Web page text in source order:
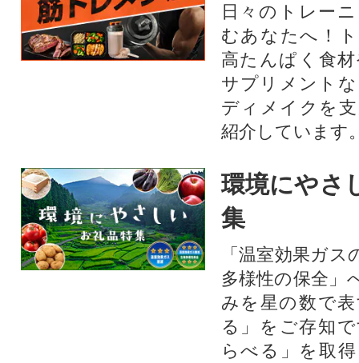
日々のトレー
むあなたへ！
高たんぱく食
サプリメント
ディメイクを
紹介しています
環境にやさ
集
「温室効果ガ
多様性の保全」
みを星の数で
る」をご存知
らべる」を取